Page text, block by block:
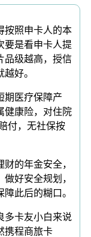
照申卡人的本
要是看申卡人提
品级越高，授信
好。
医疗保障产
健康险，对住院
付，无社保按
的年金安全，
好安全规划，
此后的糊口。
卡友小白来说
携程商旅卡